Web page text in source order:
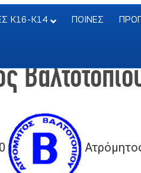
Κ16-Κ14 ΠΟΙΝΕΣ
0